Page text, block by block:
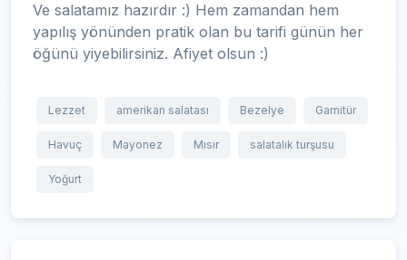
Ve salatamız hazırdır :) Hem zamandan hem
yapılış yönünden pratik olan bu tarifi günün her
öğünü yiyebilirsiniz. Afiyet olsun :)
Lezzet amerikan salatası Bezelye Garnitür
Havuç Mayonez Mısır salatalık turşusu
Yoğurt